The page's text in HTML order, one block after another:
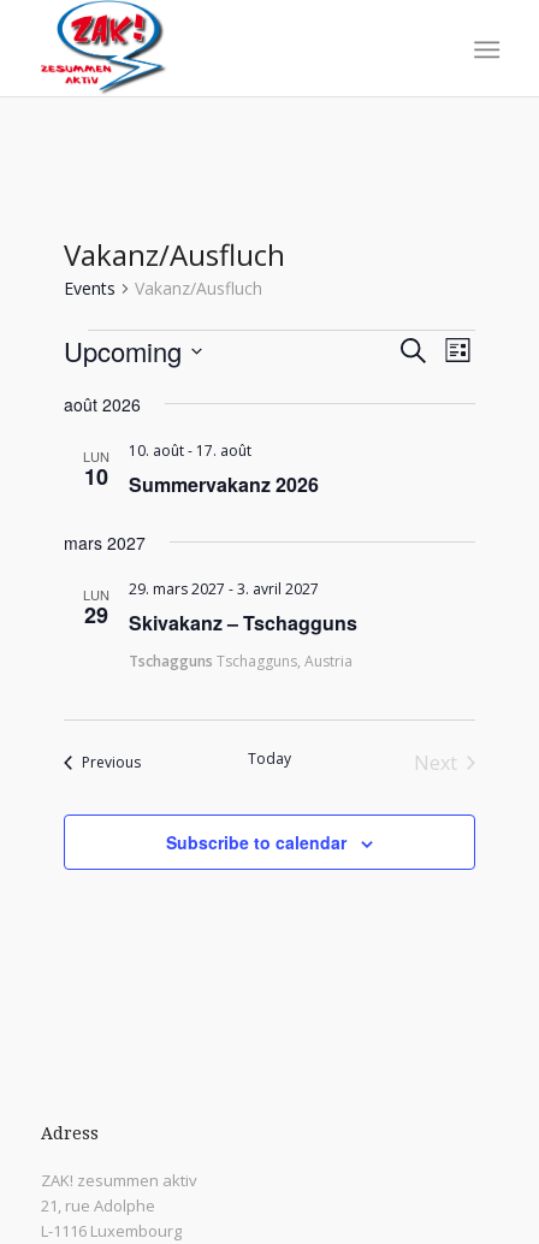
Vakanz/Ausfluch
Events Vakanz/Ausfluch
Events
Events
SearchEvent
Views
List
Upcoming
date.
août 2026
LUN
10 Summervakanz 2026
10. août- 17. août
mars 2027
LUN
29 Skivakanz – Tschagguns
29. mars 2027 -3. avril 2027
TschaggunsTschagguns, Austria
PreviousEvents Today
Next
Subscribe to calendar
Adress
ZAK! zesummen aktiv
21, rue Adolphe
L-1116 Luxembourg